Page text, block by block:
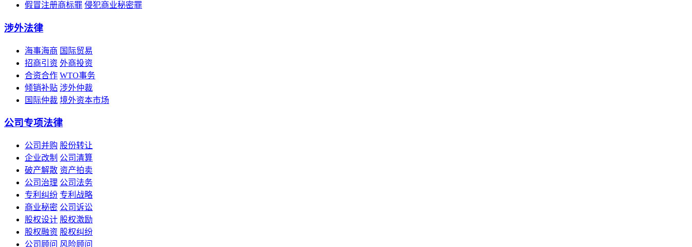
假冒注册商标罪 侵犯商业秘密罪
涉外法律
海事海商 国际贸易
招商引资 外商投资
合资合作 WTO事务
倾销补贴 涉外仲裁
国际仲裁 境外资本市场
公司专项法律
公司并购 股份转让
企业改制 公司清算
破产解散 资产拍卖
公司治理 公司法务
专利纠纷 专利战略
商业秘密 公司诉讼
股权设计 股权激励
股权融资 股权纠纷
公司顾问 风险顾问